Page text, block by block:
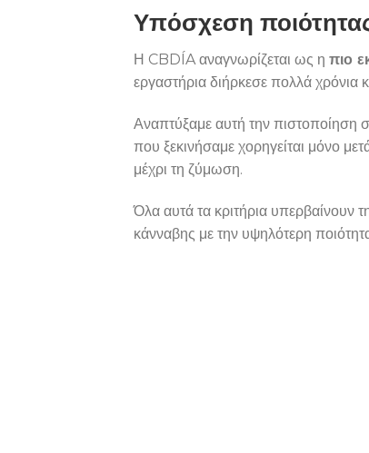
Υπόσχεση
Η CBDÍA αναγνωρίζεται ως η πιο
εργαστήρια διήρκεσε πολλά χρόνια
Αναπτύξαμε αυτή την πιστοποίηση
που ξεκινήσαμε χορηγείται μόνο
μέχρι τη ζύμωση.
Όλα αυτά τα κριτήρια υπερβαίνουν
κάνναβης με την υψηλότερη